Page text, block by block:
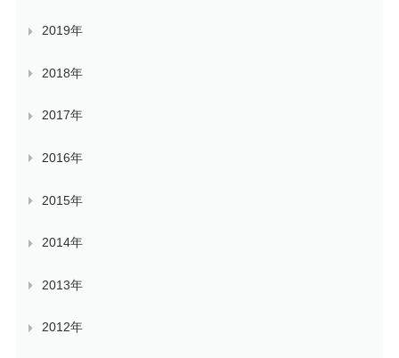
2019年
2018年
2017年
2016年
2015年
2014年
2013年
2012年